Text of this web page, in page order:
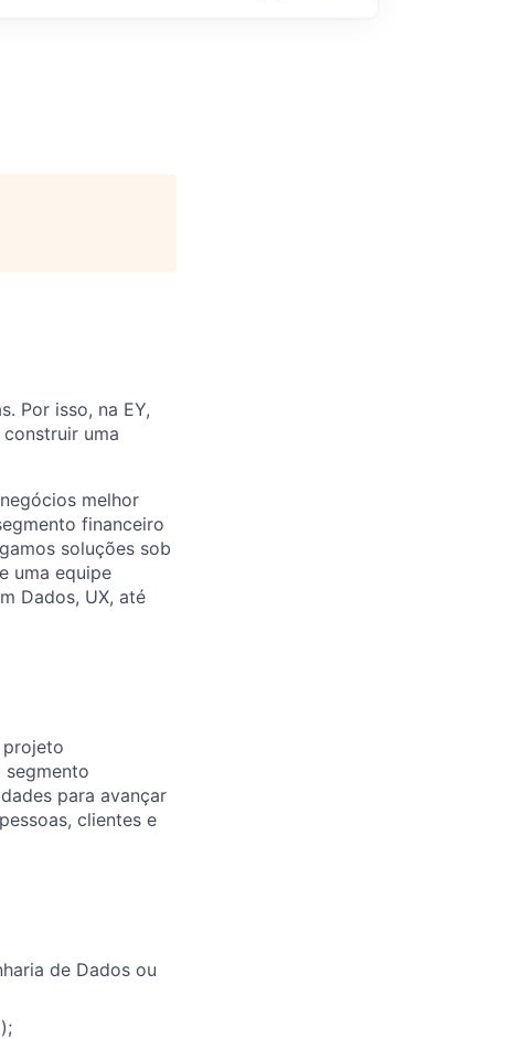
Por isso, na EY,
uma
melhor
financeiro
soluções sob
uma equipe
Dados, UX, até
para avançar
clientes e
de Dados ou